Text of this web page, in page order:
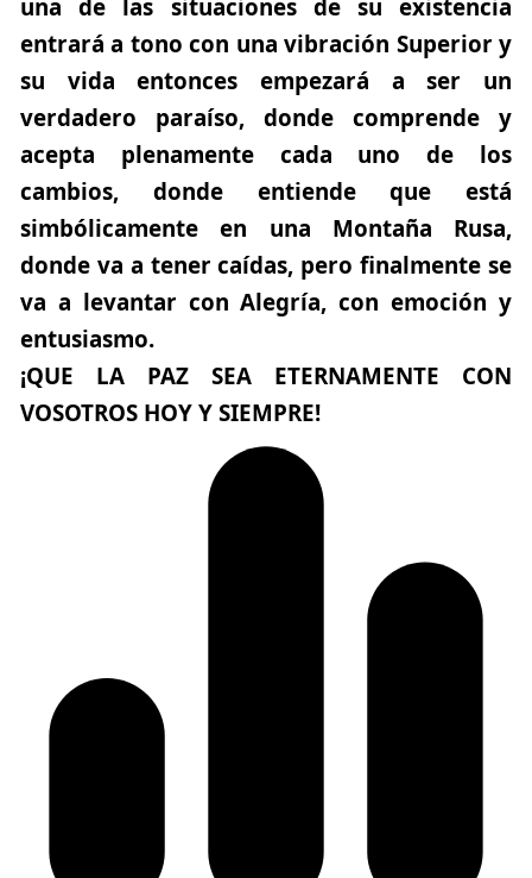
una de las situaciones de su existencia
entrará a tono con una vibración Superior y
su vida entonces empezará a ser un
verdadero paraíso, donde comprende y
acepta plenamente cada uno de los
cambios, donde entiende que está
simbólicamente en una Montaña Rusa,
donde va a tener caídas, pero finalmente se
va a levantar con Alegría, con emoción y
entusiasmo.
¡QUE LA PAZ SEA ETERNAMENTE CON
VOSOTROS HOY Y SIEMPRE!